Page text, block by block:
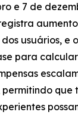
e 7 de
usuários, e
para
que